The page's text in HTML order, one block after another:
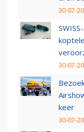
30-07-
30-07-
keer
30-07-